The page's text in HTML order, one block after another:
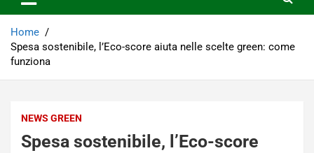
Home
Spesa sostenibile, l’Eco-score aiuta nelle scelte green: come
funziona
NEWS GREEN
Spesa sostenibile, l’Eco-score